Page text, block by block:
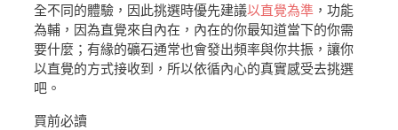
全不同的體驗，因此挑選時優先建議以直覺為準 ，功能
為輔，因為直覺來自內在，內在的你最知道當下的你需
要什麼；有緣的礦石通常也會發出頻率與你共振，讓你
以直覺的方式接收到，所以依循內心的真實感受去挑選
吧。
買前必讀